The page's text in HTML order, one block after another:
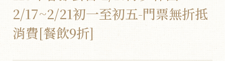
2/17~2/21初一至初五-門票無折抵
消費[餐飲9折]